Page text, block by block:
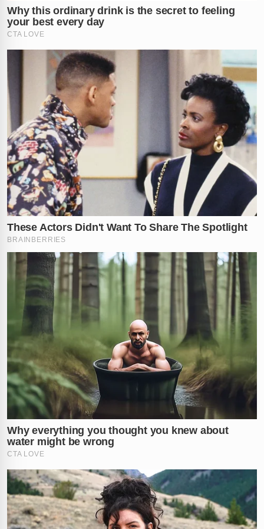
incendiar sua casa e matar sua família constantemente.
Luta pela vida e desfecho trágico
na UTI
A equipe médica percebeu sinais estranhos no estado
de Manoel, que eram totalmente incompatíveis com
seu tratamento para pneumonia. O protocolo de
segurança foi acionado e a polícia chamada
imediatamente após a descoberta do envenenamento.
Após lutar por quase 20 dias internado, o agricultor
não resistiu aos danos internos e faleceu.
Justiça nega liberdade para a
suspeita
Jozielly segue atrás das grades desde o dia 22 de abril.
A Justiça do Distrito Federal negou o pedido de prisão
domiciliar, mantendo a detida devido à extrema
gravidade e crueldade do ato cometido. O caso do
agricultor que foi morto onde deveria estar seguro
continua gerando revolta e profunda indignação
popular.
O que você acha dessa vingança cruel praticada dentro
de um hospital? Conta nos comentários!